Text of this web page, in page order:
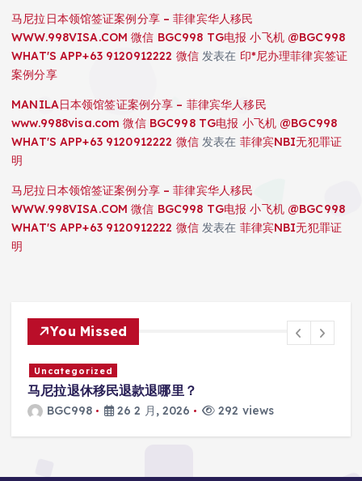
马尼拉日本领馆签证案例分享 – 菲律宾华人移民
WWW.998VISA.COM 微信 BGC998 TG电报 小飞机 @BGC998
WHAT'S APP+63 9120912222 微信发表在 印*尼办理菲律宾签证
案例分享
MANILA日本领馆签证案例分享 – 菲律宾华人移民
www.9988visa.com 微信 BGC998 TG电报 小飞机 @BGC998
WHAT'S APP+63 9120912222 微信发表在 菲律宾NBI无犯罪证
明
马尼拉日本领馆签证案例分享 – 菲律宾华人移民
WWW.998VISA.COM 微信 BGC998 TG电报 小飞机 @BGC998
WHAT'S APP+63 9120912222 微信发表在 菲律宾NBI无犯罪证
明
You Missed
Uncategorized
马尼拉SRRV怎么打款？
BGC998 26 2 月, 2026 303 views